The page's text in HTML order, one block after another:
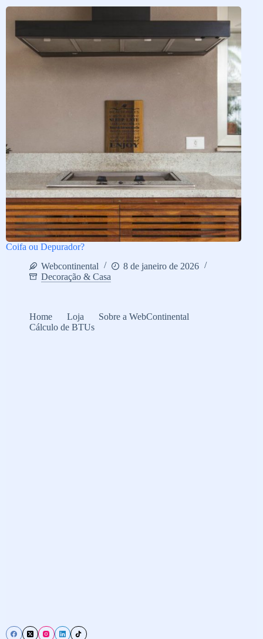
Coifa ou Depurador?
Webcontinental
8 de janeiro de 2026
Decoração & Casa
Home Loja
Sobre a WebContinental
Cálculo de BTUs